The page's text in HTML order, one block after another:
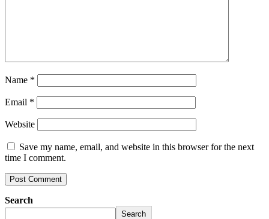
Name *
Email *
Website
Save my name, email, and website in this browser for the next
time I comment.
Search
Search